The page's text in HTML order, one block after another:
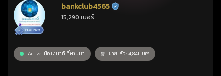
bankclub4565 ร้านยืนยันแล้ว
15,290 เบอร์
Active เมื่อ 17 นาที ที่ผ่านมา ขายแล้ว : 4,841 เบอร์